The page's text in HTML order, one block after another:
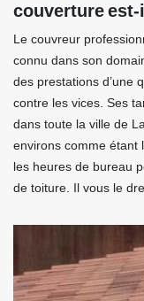
couverture
Le couvreur
connu dans son
des prestations d’une
contre les vices. Ses
dans toute la ville de
environs comme
les heures de bureau
de toiture. Il vous le